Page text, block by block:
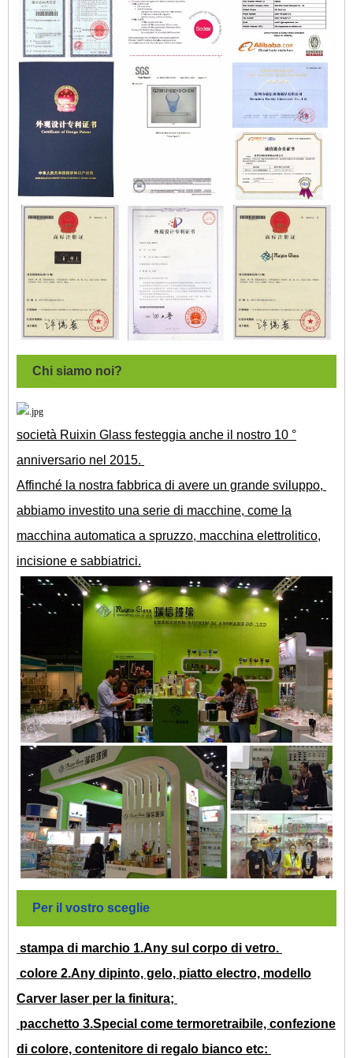
Chi siamo noi?
società Ruixin Glass festeggia anche il nostro 10 °
anniversario nel 2015.
Affinché la nostra fabbrica di avere un grande sviluppo,
abbiamo investito una serie di macchine, come la
macchina automatica a spruzzo, macchina elettrolitico,
incisione e sabbiatrici.
Per il vostro sceglie
stampa di marchio 1.Any sul corpo di vetro.
colore 2.Any dipinto, gelo, piatto electro, modello
Carver laser per la finitura;
pacchetto 3.Special come termoretraibile, confezione
di colore, contenitore di regalo bianco etc: